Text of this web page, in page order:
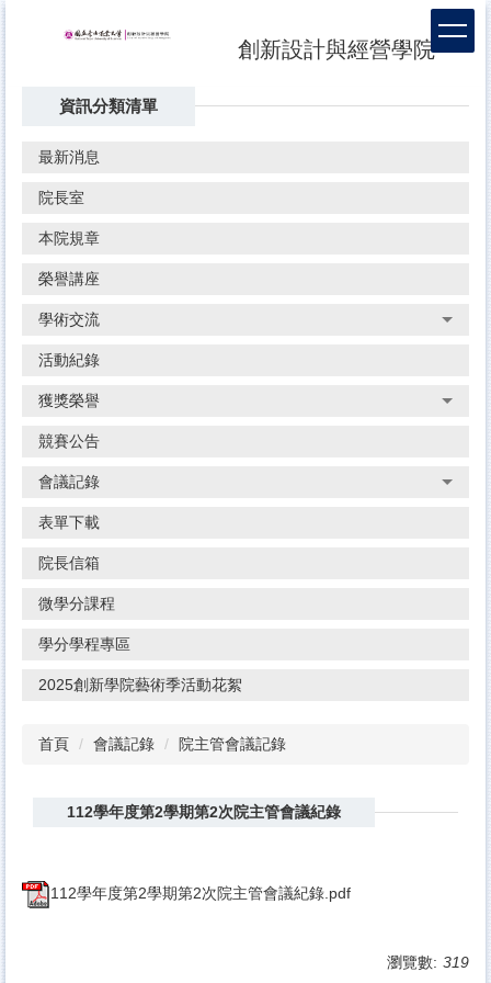
創新設計與經營學院
資訊分類清單
最新消息
院長室
本院規章
榮譽講座
學術交流
活動紀錄
獲獎榮譽
競賽公告
會議記錄
表單下載
院長信箱
微學分課程
學分學程專區
2025創新學院藝術季活動花絮
首頁 會議記錄 院主管會議記錄
112學年度第2學期第2次院主管會議紀錄
112學年度第2學期第2次院主管會議紀錄.pdf
瀏覽數: 319